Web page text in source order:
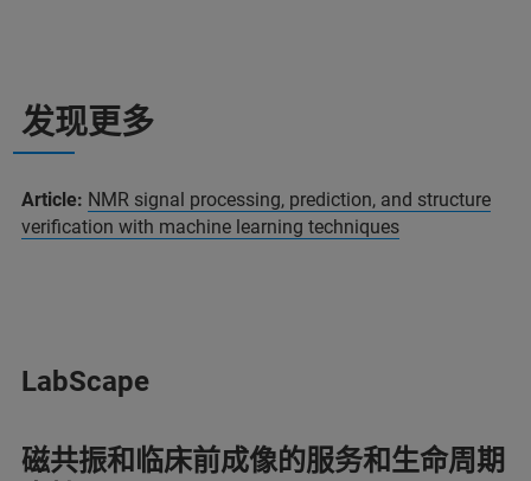
发现更多
Article: NMR signal processing, prediction, and structure
verification with machine learning techniques
LabScape
磁共振和临床前成像的服务和生命周期